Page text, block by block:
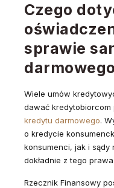
Czego
sprawie
Wiele umów
dawać kredytobiorcom
kredytu darmowego.
o kredycie
konsumenci, jak i sądy
dokładnie z tego
Rzecznik Finansowy